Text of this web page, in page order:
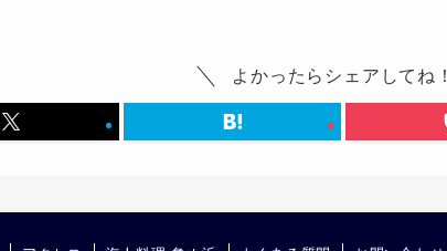
よかったらシェアしてね！